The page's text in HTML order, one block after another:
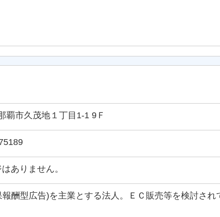
覇市久茂地１丁目1-1 9Ｆ
ありません。
酬型広告)を主業とする法人。ＥＣ販売等を検討さ